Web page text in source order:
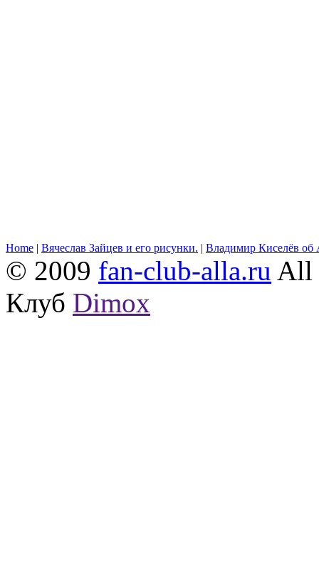
Home | Вячеслав Зайцев и его рисунки. | Владимир Киселёв об
© 2009 fan-club-alla.ru All
Клуб Dimox